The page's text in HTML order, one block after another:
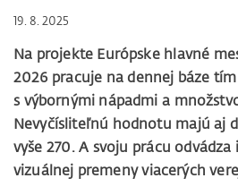
19. 8. 2025
Na projekte Európske hlavné
2026 pracuje na dennej báze
s výbornými nápadmi a
Nevyčísliteľnú hodnotu majú aj
vyše 270. A svoju prácu
vizuálnej premeny viacerých